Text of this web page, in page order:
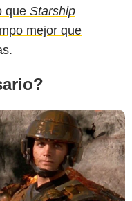
que Starship
mejor que